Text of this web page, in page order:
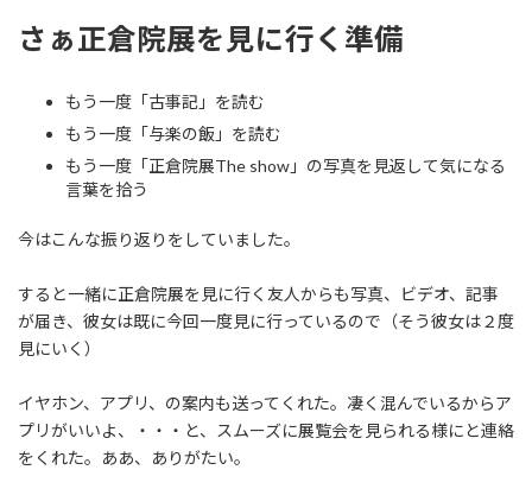
さぁ正倉院展を見に行く準備
もう一度「古事記」を読む
もう一度「与楽の飯」を読む
もう一度「正倉院展The show」の写真を見返して気になる
言葉を拾う
今はこんな振り返りをしていました。
すると一緒に正倉院展を見に行く友人からも写真、ビデオ、記事
が届き、彼女は既に今回一度見に行っているので（そう彼女は２度
見にいく）
イヤホン、アプリ、の案内も送ってくれた。凄く混んでいるからア
プリがいいよ、・・・と、スムーズに展覧会を見られる様にと連絡
をくれた。ああ、ありがたい。